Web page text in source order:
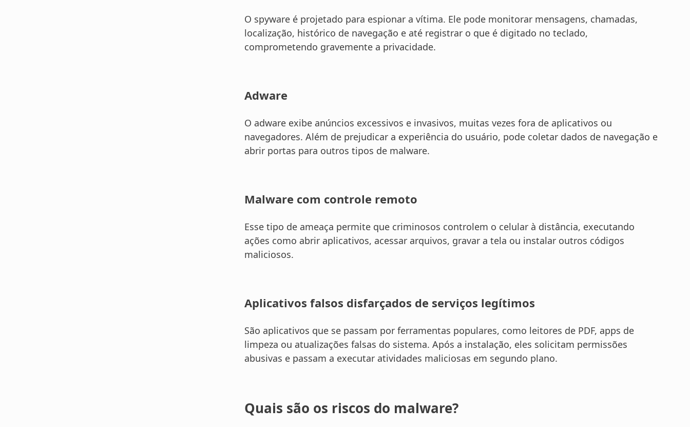
O spyware é projetado para espionar a vítima. Ele pode monitorar mensagens, chamadas,
localização, histórico de navegação e até registrar o que é digitado no teclado,
comprometendo gravemente a privacidade.
Adware
O adware exibe anúncios excessivos e invasivos, muitas vezes fora de aplicativos ou
navegadores. Além de prejudicar a experiência do usuário, pode coletar dados de navegação e
abrir portas para outros tipos de malware.
Malware com controle remoto
Esse tipo de ameaça permite que criminosos controlem o celular à distância, executando
ações como abrir aplicativos, acessar arquivos, gravar a tela ou instalar outros códigos
maliciosos.
Aplicativos falsos disfarçados de serviços legítimos
São aplicativos que se passam por ferramentas populares, como leitores de PDF, apps de
limpeza ou atualizações falsas do sistema. Após a instalação, eles solicitam permissões
abusivas e passam a executar atividades maliciosas em segundo plano.
Quais são os riscos do malware?